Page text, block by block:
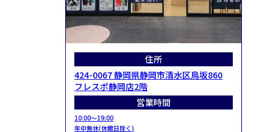
住所
424-0067 静岡県静岡市清水区鳥坂860
フレスポ静岡店2階
営業時間
10:00～19:00
年中無休(休館日除く)